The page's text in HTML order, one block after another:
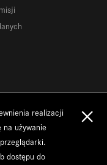
realizacji
na używanie
dostępu do
×